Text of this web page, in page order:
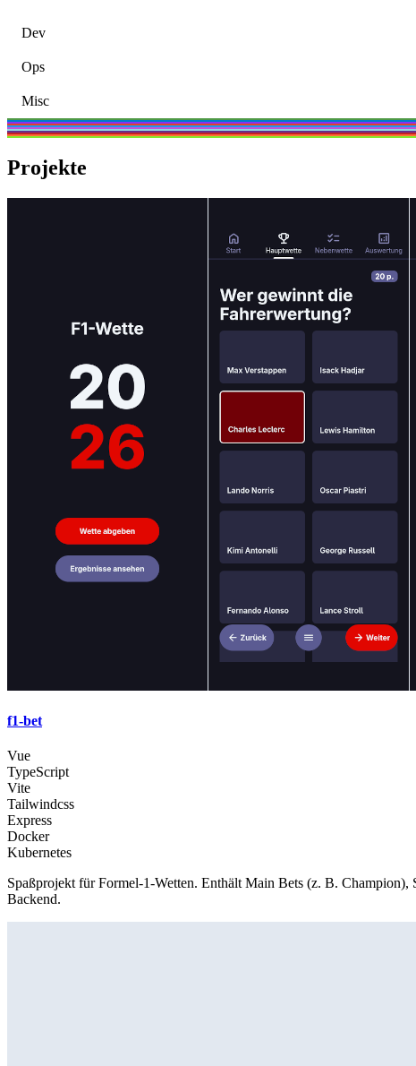
Dev
Ops
Misc
Projekte
f1-bet
Vue
TypeScript
Vite
Tailwindcss
Express
Docker
Kubernetes
Spaßprojekt für Formel-1-Wetten. Enthält Main Bets (z. B.
Backend.